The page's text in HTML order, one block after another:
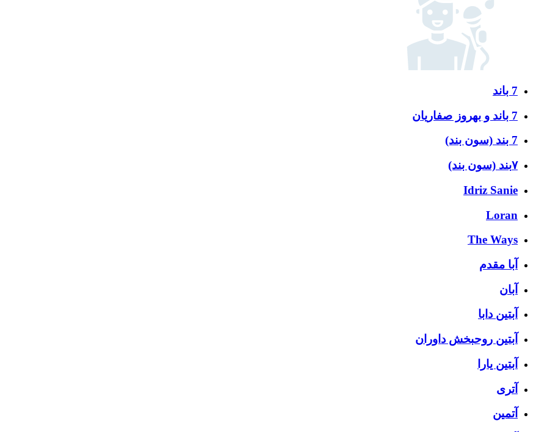
7 باند
7 باند و بهروز صفاریان
7 بند (سون بند)
۷بند (سون بند)
Idriz Sanie
Loran
The Ways
آبا مقدم
آبان
آبتین دابا
آبتین روحبخش داوران
آبتین یارا
آتری
آتمین